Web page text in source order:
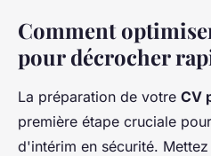
Comment
pour décrocher
La préparation de votre CV
première étape cruciale
d'intérim en sécurité.